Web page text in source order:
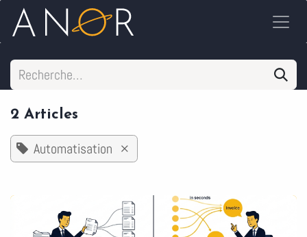
Se rendre au contenu
2 Articles
Automatisation ×